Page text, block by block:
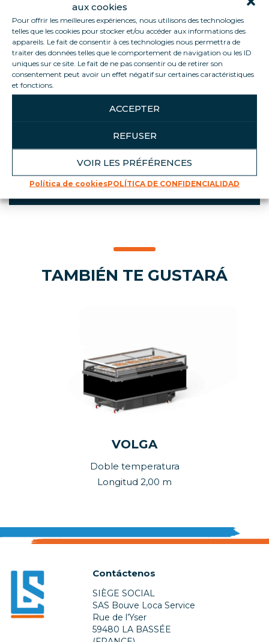
aux cookies
Pour offrir les meilleures expériences, nous utilisons des technologies
telles que les cookies pour stocker et/ou accéder aux informations des
appareils. Le fait de consentir à ces technologies nous permettra de
traiter des données telles que le comportement de navigation ou les ID
uniques sur ce site. Le fait de ne pas consentir ou de retirer son
consentement peut avoir un effet négatif sur certaines caractéristiques
et fonctions.
ACCEPTER
REFUSER
VOIR LES PRÉFÉRENCES
Política de cookiesPOLÍTICA DE CONFIDENCIALIDAD
ASPECTOS DESTACADOS DEL
PRODUCTO
Bi-temperatura
Hasta 470 L de capacidad
Ruedas giratorias con freno
Refuerzos integrados y protector de
TAMBIÉN TE GUSTARÁ
VOLGA
Doble temperatura
Longitud 2,00 m
Contáctenos
SIÈGE SOCIAL
SAS Bouve Loca Service
Rue de l’Yser
59480 LA BASSÉE